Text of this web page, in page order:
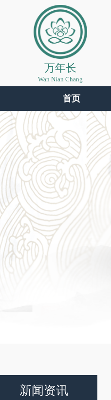
万年长
Wan Nian Chang
首页
新闻资讯